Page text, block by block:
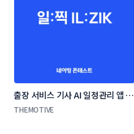
출장 서비스 기사 AI 일정관리 앱 네
이밍 콘테스트
THEMOTIVE